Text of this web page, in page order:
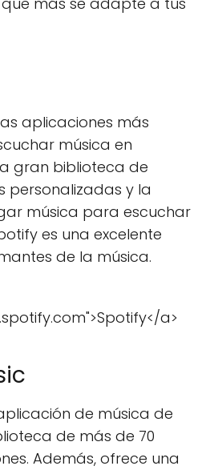
aplicaciones más
música en
gran biblioteca de
personalizadas y la
música para escuchar
es una excelente
de la música.
a>
de música de
de más de 70
Además, ofrece una